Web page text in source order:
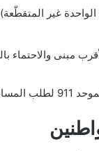
غير
مبنى والاحتماء